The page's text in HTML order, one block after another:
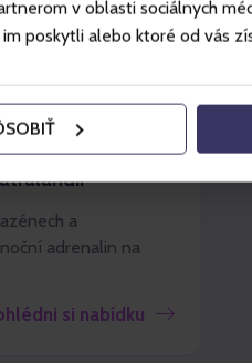
v oblasti sociálnych
poskytli alebo ktoré od vás
a
adrenalin na
si nabídku